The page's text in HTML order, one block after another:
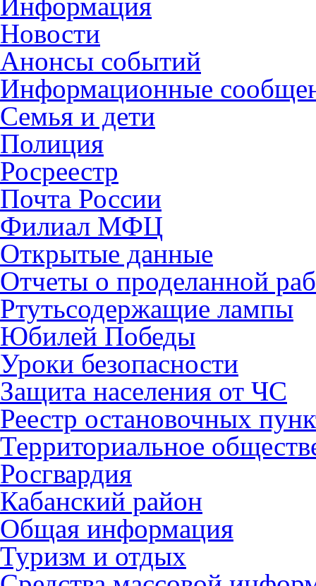
Новости
Анонсы событий
Информационные
Семья и дети
Полиция
Росреестр
Почта России
Филиал МФЦ
Открытые данные
Отчеты о проделанной
Ртутьсодержащие лампы
Юбилей Победы
Уроки безопасности
Защита населения от ЧС
Реестр остановочных
Территориальное
Росгвардия
Кабанский район
Общая информация
Туризм и отдых